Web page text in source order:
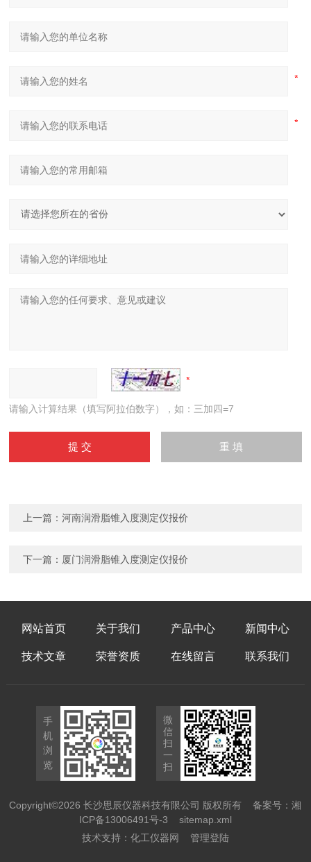
请输入计算结果（填写阿拉伯数字），如：三加四=7
上一篇：河南润滑脂锥入度测定仪报价
下一篇： 厦门润滑脂锥入度测定仪报价
网站首页 关于我们 产品中心 新闻中心
技术文章 荣誉资质 在线留言 联系我们
手
机
浏
览
微
信
扫
一
扫
Copyright©2026 长沙思辰仪器科技有限公司 版权所有备案号：湘
ICP备13006491号-3
sitemap.xml
技术支持： 化工仪器网 管理登陆